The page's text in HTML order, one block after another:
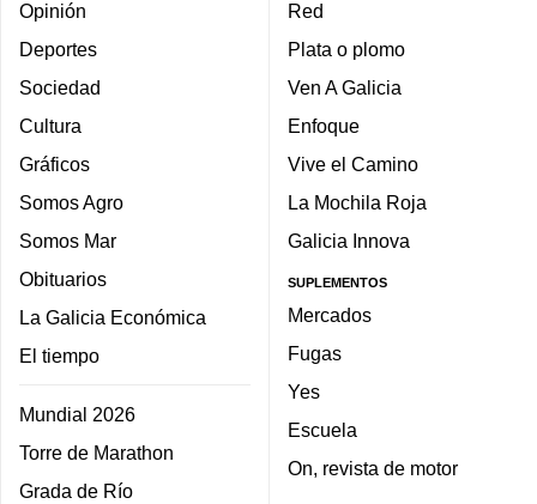
Opinión
Deportes
Sociedad
Cultura
Gráficos
Somos Agro
Somos Mar
Obituarios
La Galicia Económica
El tiempo
Mundial 2026
Torre de Marathon
Grada de Río
Red
Plata o plomo
Ven A Galicia
Enfoque
Vive el Camino
La Mochila Roja
Galicia Innova
SUPLEMENTOS
Mercados
Fugas
Yes
Escuela
On, revista de motor